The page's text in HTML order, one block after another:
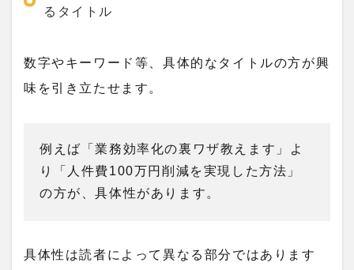
るタイトル
数字やキーワード等、具体的なタイトルの方が興
味を引き立たせます。
例えば「業務効率化の裏ワザ教えます」よ
り「人件費100万円削減を実現した方法」
の方が、具体性があります。
具体性は読者によって異なる部分ではあります